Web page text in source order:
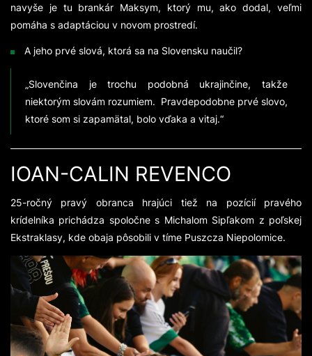
navyše je tu brankár Maksym, ktorý mu, ako dodal, veľmi
pomáha s adaptáciou v novom prostredí.
A jeho prvé slová, ktorá sa na Slovensku naučil?
„Slovenčina je trochu podobná ukrajinčine, takže
niektorým slovám rozumiem. Pravdepodobne prvé slovo,
ktoré som si zapamätal, bolo vďaka a vitaj.“
IOAN-CALIN REVENCO
25-ročný pravý obranca hrajúci tiež na pozícií pravého
krídelníka prichádza spoločne s Michalom Sipľakom z poľskej
Ekstraklasy, kde obaja pôsobili v tíme Puszcza Niepolomice.